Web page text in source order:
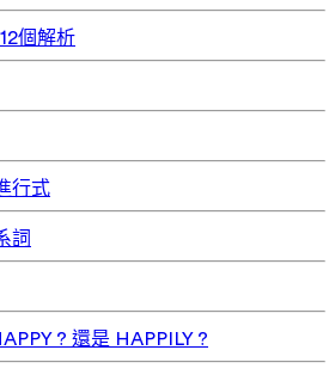
個解析
行式
詞
? 還是 HAPPILY ?